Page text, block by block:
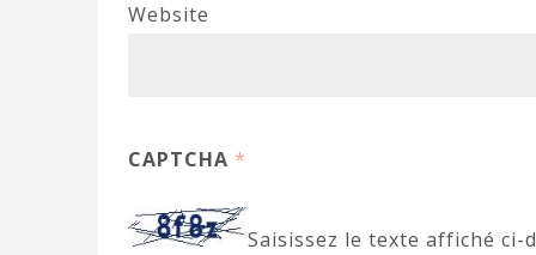
Website
CAPTCHA *
Saisissez le texte affiché ci-